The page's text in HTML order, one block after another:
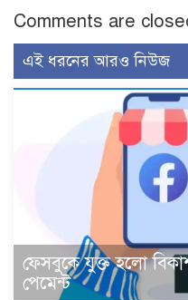
Comments are
এই ধরনের আরও নিউজ
ফেসবুকে যুক্ত হলো
পেমেন্ট